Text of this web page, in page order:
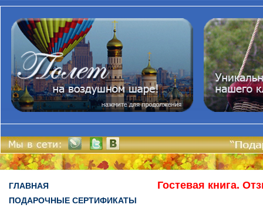
ГЛАВНАЯ
ПОДАРОЧНЫЕ СЕРТИФИКАТЫ
Гостевая книга.